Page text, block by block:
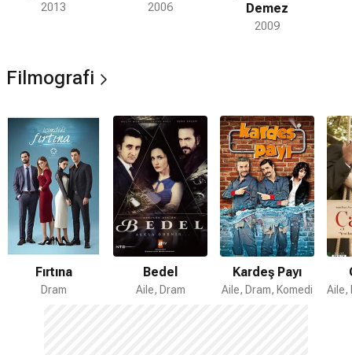
2013 2006
Demez
2009
Filmografi
Fırtına
Dram
Bedel
Aile, Dram
Kardeş Payı
Aile, Dram, Komedi